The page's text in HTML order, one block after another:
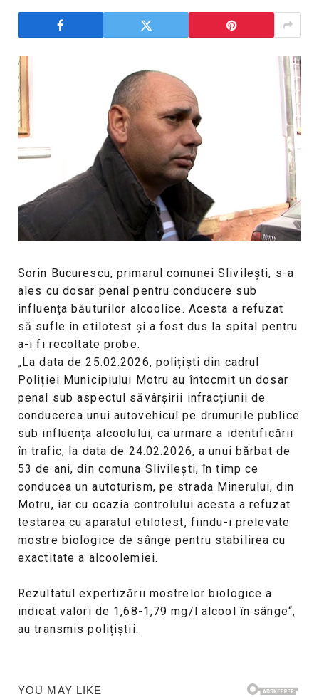
Sorin Bucurescu, primarul comunei Slivilești, s-a
ales cu dosar penal pentru conducere sub
influența băuturilor alcoolice. Acesta a refuzat
să sufle în etilotest și a fost dus la spital pentru
a-i fi recoltate probe.
„La data de 25.02.2026, polițiști din cadrul
Poliției Municipiului Motru au întocmit un dosar
penal sub aspectul săvârșirii infracțiunii de
conducerea unui autovehicul pe drumurile publice
sub influența alcoolului, ca urmare a identificării
în trafic, la data de 24.02.2026, a unui bărbat de
53 de ani, din comuna Slivilești, în timp ce
conducea un autoturism, pe strada Minerului, din
Motru, iar cu ocazia controlului acesta a refuzat
testarea cu aparatul etilotest, fiindu-i prelevate
mostre biologice de sânge pentru stabilirea cu
exactitate a alcoolemiei.
Rezultatul expertizării mostrelor biologice a
indicat valori de 1,68-1,79 mg/l alcool în sânge“,
au transmis polițiștii.